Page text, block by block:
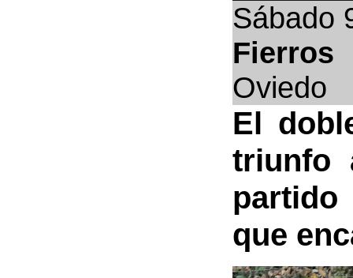
Sábado
Fierros
Oviedo
El
triunfo
partido
que